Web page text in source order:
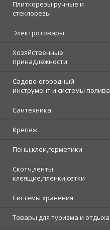
Плиткорезы ручные и
стеклорезы
Электротовары
Хозяйственные
принадлежности
Садово-огородный
инструмент и системы полива
Сантехника
Крепеж
Пены,клеи,герметики
Скотч,ленты
клеящие,пленки,сетки
Системы хранения
Товары для туризма и отдыха